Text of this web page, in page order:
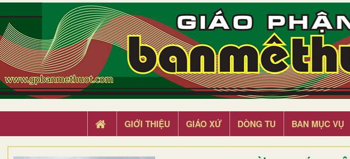
GIỚI THIỆU GIÁO XỨ DÒNG TU BAN MỤC VỤ